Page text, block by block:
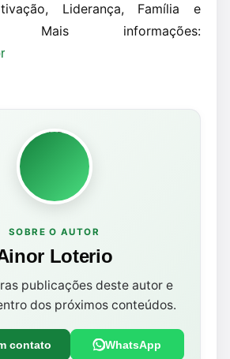
Liderança, Família e
Mais informações:
SOBRE O AUTOR
Loterio
publicações deste autor e
dos próximos conteúdos.
contato WhatsApp